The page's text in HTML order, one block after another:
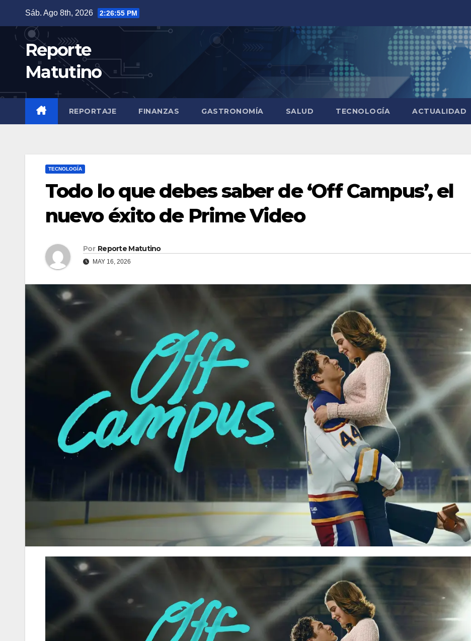
contenido
Sáb. Ago 8th, 2026 2:26:56 PM
Reporte
Matutino
REPORTAJE FINANZAS GASTRONOMÍA SALUD TECNOLOGÍA ACTUALIDAD
TECNOLOGÍA
Todo lo que debes saber de ‘Off Campus’, el
nuevo éxito de Prime Video
Por Reporte Matutino
MAY 16, 2026